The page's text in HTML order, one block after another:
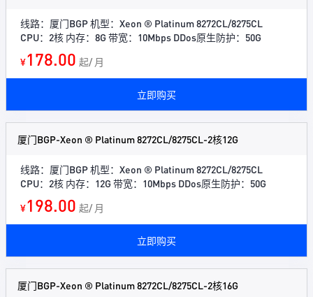
线路：厦门BGP 机型：Xeon ® Platinum 8272CL/8275CL
CPU：2核 内存：8G 带宽：10Mbps DDos原生防护：50G
¥178.00 起/ 月
立即购买
厦门BGP-Xeon ® Platinum 8272CL/8275CL-2核12G
线路：厦门BGP 机型：Xeon ® Platinum 8272CL/8275CL
CPU：2核 内存：12G 带宽：10Mbps DDos原生防护：50G
¥198.00 起/ 月
立即购买
厦门BGP-Xeon ® Platinum 8272CL/8275CL-2核16G